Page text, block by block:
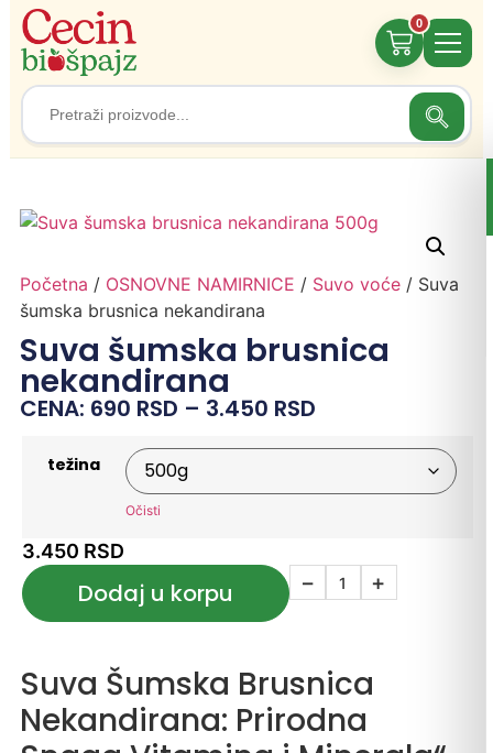
Search
for:
0
Početna / OSNOVNE NAMIRNICE / Suvo voće/ Suva
šumska brusnica nekandirana
Suva šumska brusnica
nekandirana
CENA: 690 RSD – 3.450 RSD
težina
Očisti
3.450 RSD
− +
Dodaj u korpu
Suva Šumska Brusnica
Nekandirana: Prirodna